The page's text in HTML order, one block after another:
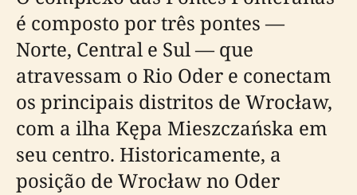
é composto por três pontes —
Norte, Central e Sul — que
atravessam o Rio Oder e conectam
os principais distritos de Wrocław,
com a ilha Kępa Mieszczańska em
seu centro. Historicamente, a
posição de Wrocław no Oder